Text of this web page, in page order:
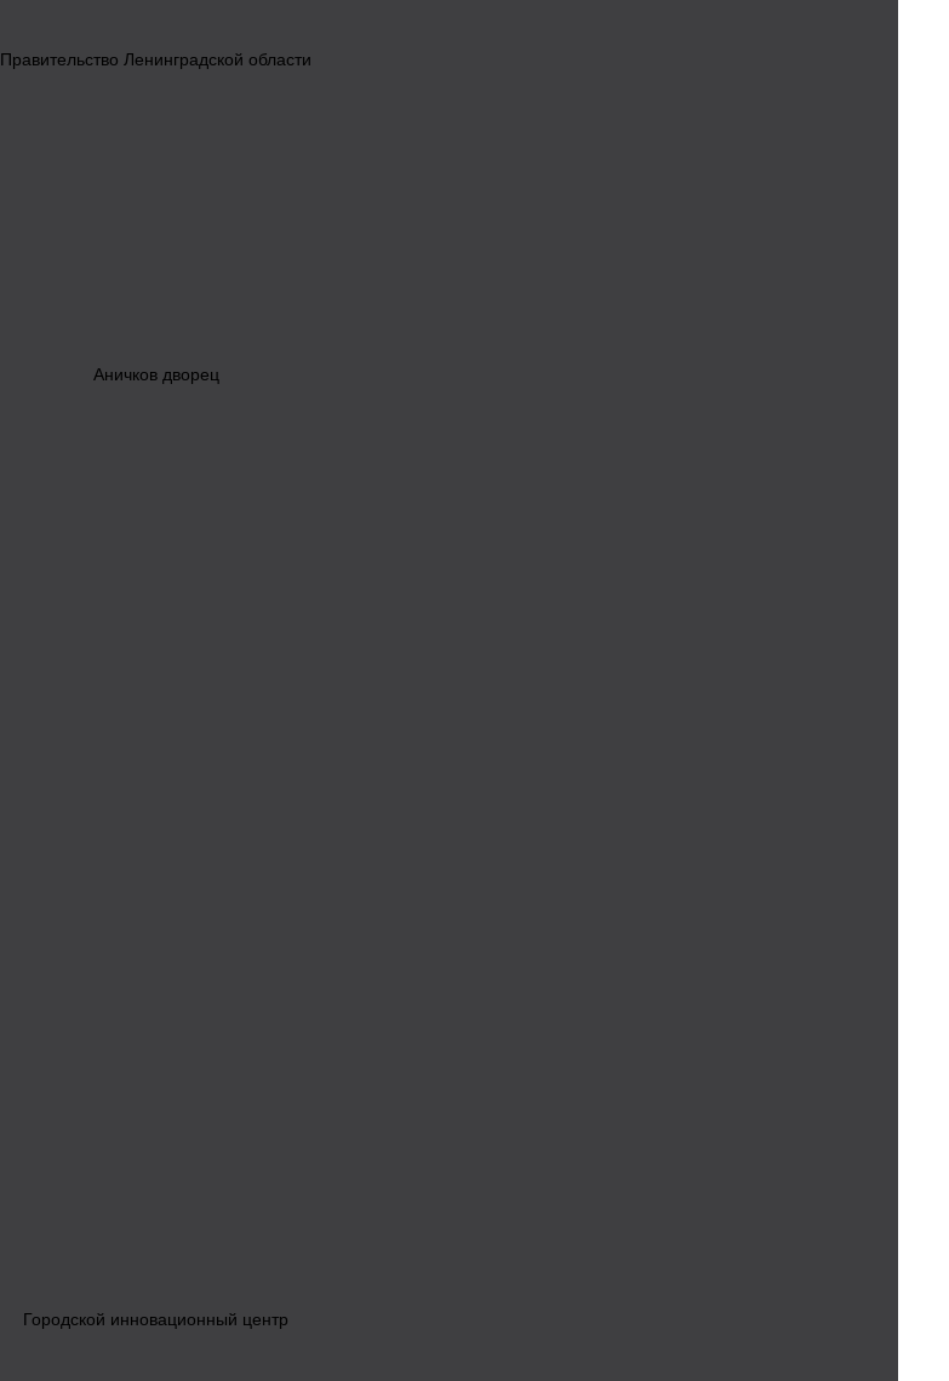
Правительство Ленинградской области
Аничков дворец
Городской инновационный центр